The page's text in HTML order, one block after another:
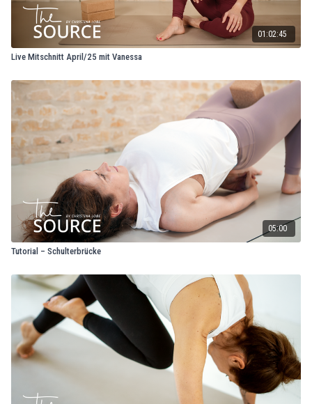
01:02:45
Live Mitschnitt April/25 mit Vanessa
05:00
Tutorial – Schulterbrücke